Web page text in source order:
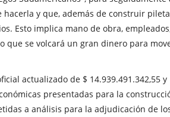
y que, además de construir
Esto implica mano de obra,
que se volcará un gran dinero para
actualizado de $ 14.939.491.342,55
presentadas para la
a análisis para la adjudicación de